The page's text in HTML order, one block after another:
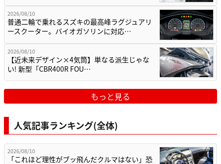
2026/08/10
普通二輪で乗れるスズキの最高峰ラグジュアリ
ースクーター。バイオガソリンに対応…
2026/08/10
【近未来デザイン×4気筒】単なる派生じゃな
い! 新型「CBR400R FOU…
もっと見る
人気記事ランキング(全体)
2026/08/10
「これほど理性がブッ飛んだクルマはない」恐